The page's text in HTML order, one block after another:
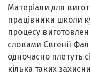
Матеріали для
працівники школи
процесу
словами Євгенії
одночасно плетуть
кілька таких